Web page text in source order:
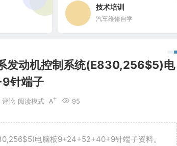
技术培训
汽车维修自学
发动机控制系统(E830,256$5)电
针端子
评论 95
阅读模式
电脑板9+24+52+40+9针端子资料。